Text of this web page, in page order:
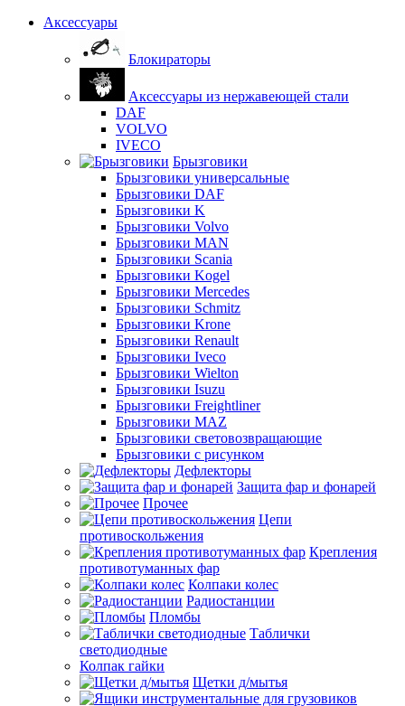
Аксессуары
Блокираторы
Аксессуары из нержавеющей стали
DAF
VOLVO
IVECO
Брызговики
Брызговики универсальные
Брызговики DAF
Брызговики K
Брызговики Volvo
Брызговики MAN
Брызговики Scania
Брызговики Kogel
Брызговики Mercedes
Брызговики Schmitz
Брызговики Krone
Брызговики Renault
Брызговики Iveco
Брызговики Wielton
Брызговики Isuzu
Брызговики Freightliner
Брызговики MAZ
Брызговики световозвращающие
Брызговики с рисунком
Дефлекторы
Защита фар и фонарей
Прочее
Цепи
противоскольжения
Крепления
противотуманных фар
Колпаки колес
Радиостанции
Пломбы
Таблички
светодиодные
Колпак гайки
Щетки д/мытья